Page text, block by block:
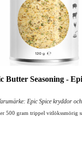
Butter Seasoning -
Epic Spice kryddor
500 gram trippel vitlökssmörig